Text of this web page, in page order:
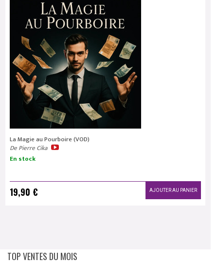
TOP VENTES DU MOIS
La Magie au Pourboire (VOD)
De Pierre Cika
19,90 € AJOUTER AU PANIER
En stock